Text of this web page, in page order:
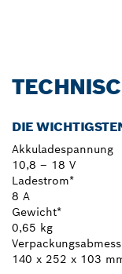
DIE
Akkuladespannung
10,8 – 18 V
Ladestrom*
8 A
Gewicht*
0,65 kg
140 x 252 x 103